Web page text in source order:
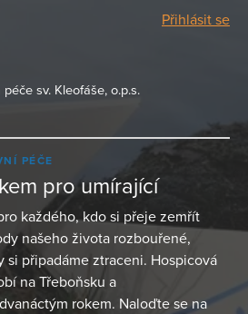
Přihlásit se
sv. Kleofáše, o.p.s.
PÉČE
pro umírající
každého, kdo si přeje zemřít
našeho života rozbouřené,
si připadáme ztraceni. Hospicová
na Třeboňsku a
rokem. Naloďte se na